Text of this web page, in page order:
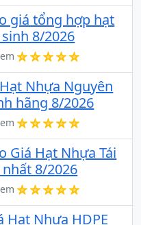
giá tổng hợp hạt
8/2026
Nhựa Nguyên
hãng 8/2026
Giá Hạt Nhựa Tái
8/2026
Hạt Nhựa HDPE